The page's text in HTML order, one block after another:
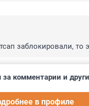
заблокировали, то
люди сходят с
комментарии и
в профиле